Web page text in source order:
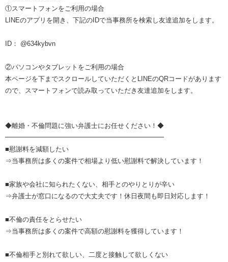
①スマートフォンをご利用の場合
LINEのアプリを開き、下記のIDで当事務所を検索し友達追加をします。
ID： @634kybvn
②パソコンやタブレットをご利用の場合
本ページを下までスクロールしていただくとLINEのQRコードがあります
ので、スマートフォンで読み取っていただき友達追加をします。
◆離婚・不倫問題に強い弁護士にお任せください！◆
━━━━━━━━━━━━━━━━━━━━━━━━
■慰謝料を減額したい
⇒当事務所は多くの案件で相場より低い慰謝料で解決しています！
■家族や会社に知られたくない、相手とのやりとりが辛い
⇒弁護士が窓口になるので大丈夫です！休日夜間も即日対応します！
■不倫の責任をとらせたい
⇒当事務所は多くの案件で高額の慰謝料を獲得しています！
■不倫相手と別れて欲しい、二度と接触して欲しくない